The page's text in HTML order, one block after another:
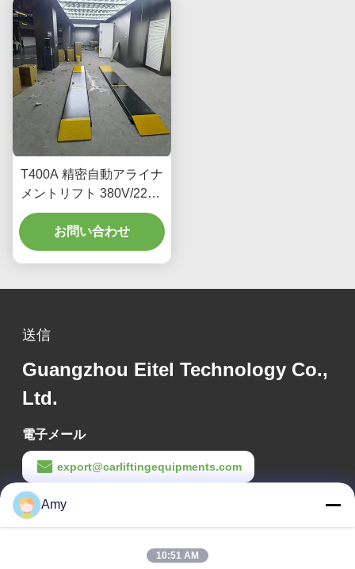
T400A 精密自動アライナ
メントリフト 380V/220V
低プロフィール設計
お問い合わせ
送信
Guangzhou Eitel Technology Co.,
Ltd.
電子メール
export@carliftingequipments.com
作業時間
09:00-18:00
Amy
10:51 AM